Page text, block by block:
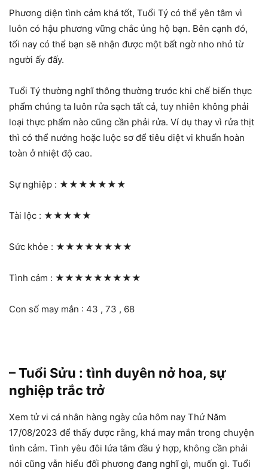
Phương diện tình cảm khá tốt, Tuổi Tý có thể yên tâm vì
luôn có hậu phương vững chắc ủng hộ bạn. Bên cạnh đó,
tối nay có thể bạn sẽ nhận được một bất ngờ nho nhỏ từ
người ấy đấy.
Tuổi Tý thường nghĩ thông thường trước khi chế biến thực
phẩm chúng ta luôn rửa sạch tất cả, tuy nhiên không phải
loại thực phẩm nào cũng cần phải rửa. Ví dụ thay vì rửa thịt
thì có thể nướng hoặc luộc sơ để tiêu diệt vi khuẩn hoàn
toàn ở nhiệt độ cao.
Sự nghiệp : ★★★★★★★
Tài lộc : ★★★★★
Sức khỏe : ★★★★★★★★
Tình cảm : ★★★★★★★★★
Con số may mắn : 43 , 73 , 68
– Tuổi Sửu : tình duyên nở hoa, sự
nghiệp trắc trở
Xem tử vi cá nhân hàng ngày của hôm nay Thứ Năm
17/08/2023 để thấy được rằng, khá may mắn trong chuyện
tình cảm. Tình yêu đôi lứa tâm đầu ý hợp, không cần phải
nói cũng vẫn hiểu đối phương đang nghĩ gì, muốn gì. Tuổi